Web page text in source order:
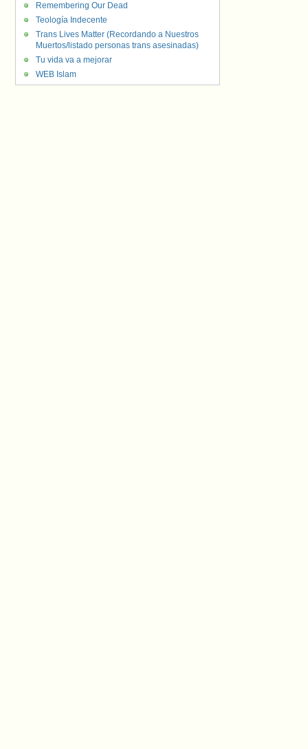
Remembering Our Dead
Teología Indecente
Trans Lives Matter (Recordando a Nuestros
Muertos/listado personas trans asesinadas)
Tu vida va a mejorar
WEB Islam